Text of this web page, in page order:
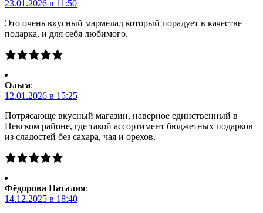
23.01.2026 в 11:50
Это очень вкусный мармелад который порадует в качестве
подарка, и для себя любимого.
Ольга:
12.01.2026 в 15:25
Потрясающе вкусный магазин, наверное единственный в
Невском районе, где такой ассортимент бюджетных подарков
из сладостей без сахара, чая и орехов.
Фёдорова Наталия:
14.12.2025 в 18:40